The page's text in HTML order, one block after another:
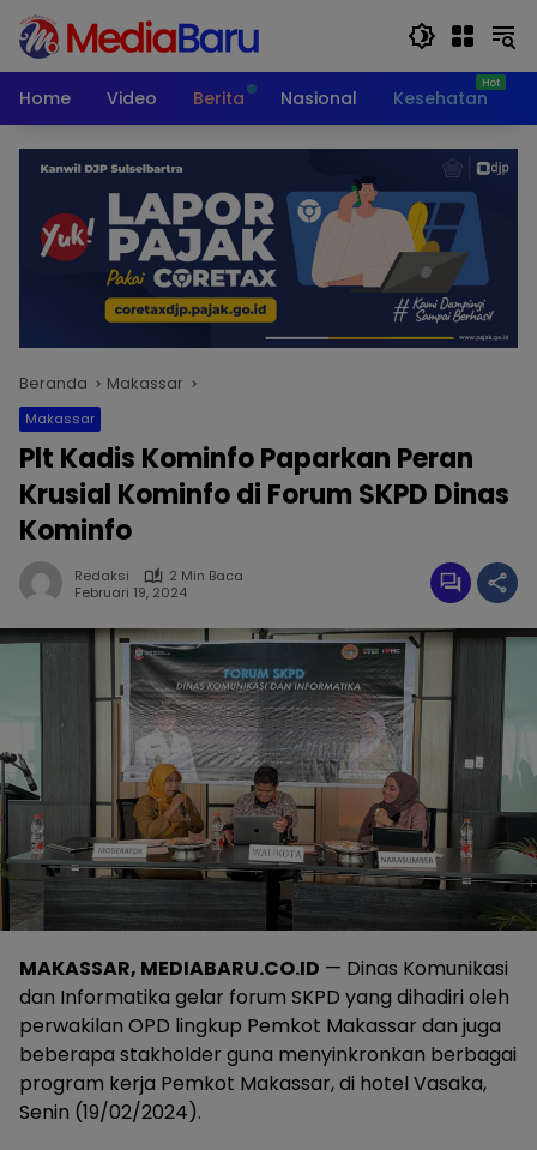
Langsung
konten
Home
Video Berita Nasional Kesehatan
Beranda Makassar
Makassar
Plt Kadis Kominfo Paparkan Peran
Krusial Kominfo di Forum SKPD Dinas
Kominfo
Redaksi
2 Min Baca
Februari 19, 2024
MAKASSAR, MEDIABARU.CO.ID — Dinas Komunikasi
dan Informatika gelar forum SKPD yang dihadiri oleh
perwakilan OPD lingkup Pemkot Makassar dan juga
beberapa stakholder guna menyinkronkan berbagai
program kerja Pemkot Makassar, di hotel Vasaka,
Senin (19/02/2024).